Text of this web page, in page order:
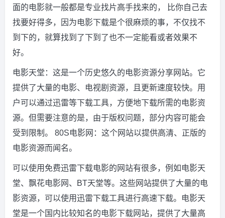
面的电影就一般都是专业找片高手找来的， 比你自己去
找要好得多，因为电影下载是个很麻烦的事，不仅找不
到下的，就算找到了下到了也不一定能看或者效果不
好。
电影天堂：这是一个历史悠久的电影资源分享网站。它
提供了大量的电影、电视剧资源，且更新速度较快。用
户可以通过迅雷等下载工具，方便地下载所需的电影资
源。但需要注意的是，由于版权问题，部分内容可能会
受到限制。 80S电影网：这个网站以提供高清、正版的
电影资源而闻名。
可以使用免费迅雷下载电影的网站有很多，例如电影天
堂、飘花电影网、BT天堂等。这些网站提供了大量的电
影资源，可以使用迅雷下载工具进行高速下载。电影天
堂是一个国内比较知名的电影下载网站，提供了大量高